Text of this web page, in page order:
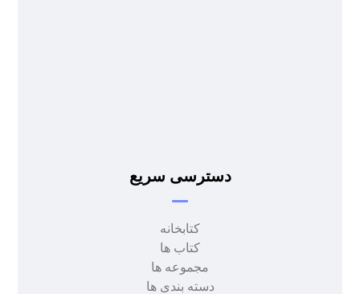
دسترسی سریع
کتابخانه
کتاب ها
مجموعه ها
دسته بندی ها